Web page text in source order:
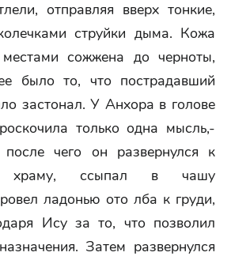
отправляя вверх тонкие,
струйки дыма. Кожа
сожжена до черноты,
было то, что пострадавший
застонал. У Анхора в голове
только одна мысль,-
чего он развернулся к
храму, ссыпал в чашу
ладонью ото лба к груди,
Ису за то, что позволил
Затем развернулся